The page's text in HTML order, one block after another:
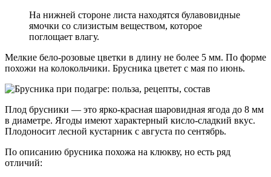
На нижней стороне листа находятся булавовидные
ямочки со слизистым веществом, которое
поглощает влагу.
Мелкие бело-розовые цветки в длину не более 5 мм. По форме
похожи на колокольчики. Брусника цветет с мая по июнь.
Плод брусники — это ярко-красная шаровидная ягода до 8 мм
в диаметре. Ягоды имеют характерный кисло-сладкий вкус.
Плодоносит лесной кустарник с августа по сентябрь.
По описанию брусника похожа на клюкву, но есть ряд
отличий: